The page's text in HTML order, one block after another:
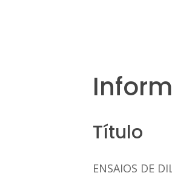
Título
ENSAIOS DE